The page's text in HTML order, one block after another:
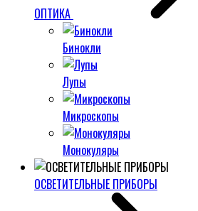
ОПТИКА
Бинокли
Лупы
Микроскопы
Монокуляры
ОСВЕТИТЕЛЬНЫЕ ПРИБОРЫ